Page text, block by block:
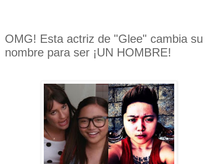
OMG! Esta actriz de "Glee" cambia su
nombre para ser ¡UN HOMBRE!